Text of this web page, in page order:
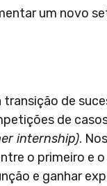
um novo
de
de
internship).
o primeiro e
e ganhar